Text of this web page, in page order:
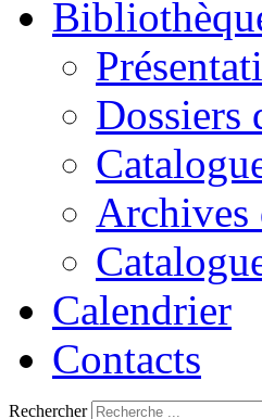
Dossiers
Archives
Calendrier
Contacts
Rechercher